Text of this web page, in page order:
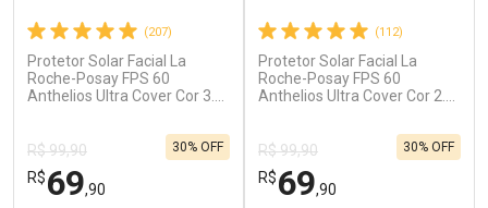
(207)
Protetor Solar Facial La
Roche-Posay FPS 60
Anthelios Ultra Cover Cor 3.0
R$ 99,90
R$69,90
30% OFF
(112)
Protetor Solar Facial La
Roche-Posay FPS 60
Anthelios Ultra Cover Cor 2.0
R$ 99,90
R$69,90
30% OFF